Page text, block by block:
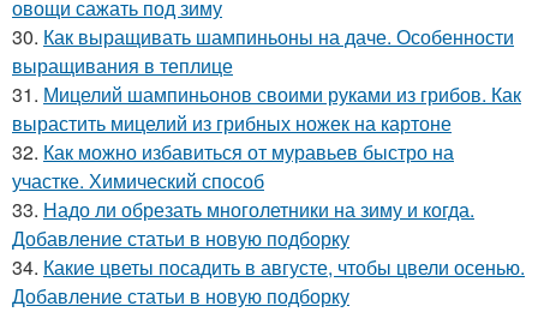
овощи сажать под зиму
30. Как выращивать шампиньоны на даче. Особенности
выращивания в теплице
31. Мицелий шампиньонов своими руками из грибов. Как
вырастить мицелий из грибных ножек на картоне
32. Как можно избавиться от муравьев быстро на
участке. Химический способ
33. Надо ли обрезать многолетники на зиму и когда.
Добавление статьи в новую подборку
34. Какие цветы посадить в августе, чтобы цвели осенью.
Добавление статьи в новую подборку